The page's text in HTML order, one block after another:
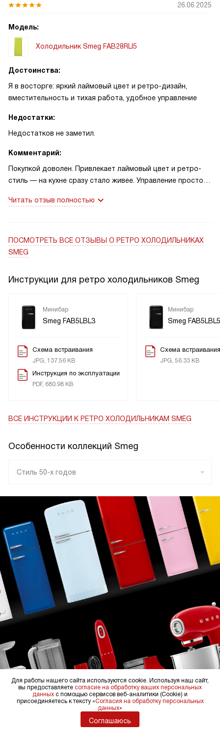
спокойную работу.
26.06.2025
Модель:
Холодильник Smeg FAB28RLI5
Достоинства:
Я в восторге: яркий лаймовый цвет и ретро-дизайн,
вместительность и тихая работа, удобное управление
Недостатки:
Недостатков не заметил.
Комментарий:
Покупкой доволен. Привлекает лаймовый цвет и ретро-
стиль — на кухне сразу стало живее. Управление простое,
реально держит свежесть. История: пригласил друзей —
холодной около заявленных 9 часов!
Читать отзыв полностью
ПОСМОТРЕТЬ ВСЕ ОТЗЫВЫ О РЕТРО ХОЛОДИЛЬНИКАХ
SMEG
Инструкции для ретро холодильников Smeg
Минибар
Smeg FAB5LBL3
Схема встраивания
JPG, 137.56 KB
Инструкция по эксплуатации
PDF, 680.98 KB
Минибар
Smeg FAB5LBL5
Схема встраивания
JPG, 56.33 KB
ВСЕ ИНСТРУКЦИИ К РЕТРО ХОЛОДИЛЬНИКАМ SMEG
Особенности коллекций Smeg
Стиль 50-х годов
Для работы нашего сайта используются cookie. Используя наш сайт,
вы предоставляете согласие на обработку ваших персональных
данных с помощью сервисов веб-аналитики (Cookie) и
присоединяетесь к тексту «Согласия на обработку персональных
данных»
Соглашаюсь